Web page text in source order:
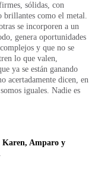
sólidas, con
brillantes como el metal.
se incorporen a un
genera oportunidades
y que no se
lo que valen,
ya se están ganando
acertadamente dicen, en
iguales. Nadie es
Karen, Amparo y